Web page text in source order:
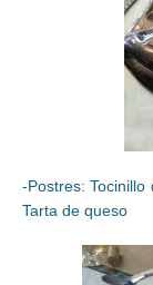
-Postres:
Tarta de queso